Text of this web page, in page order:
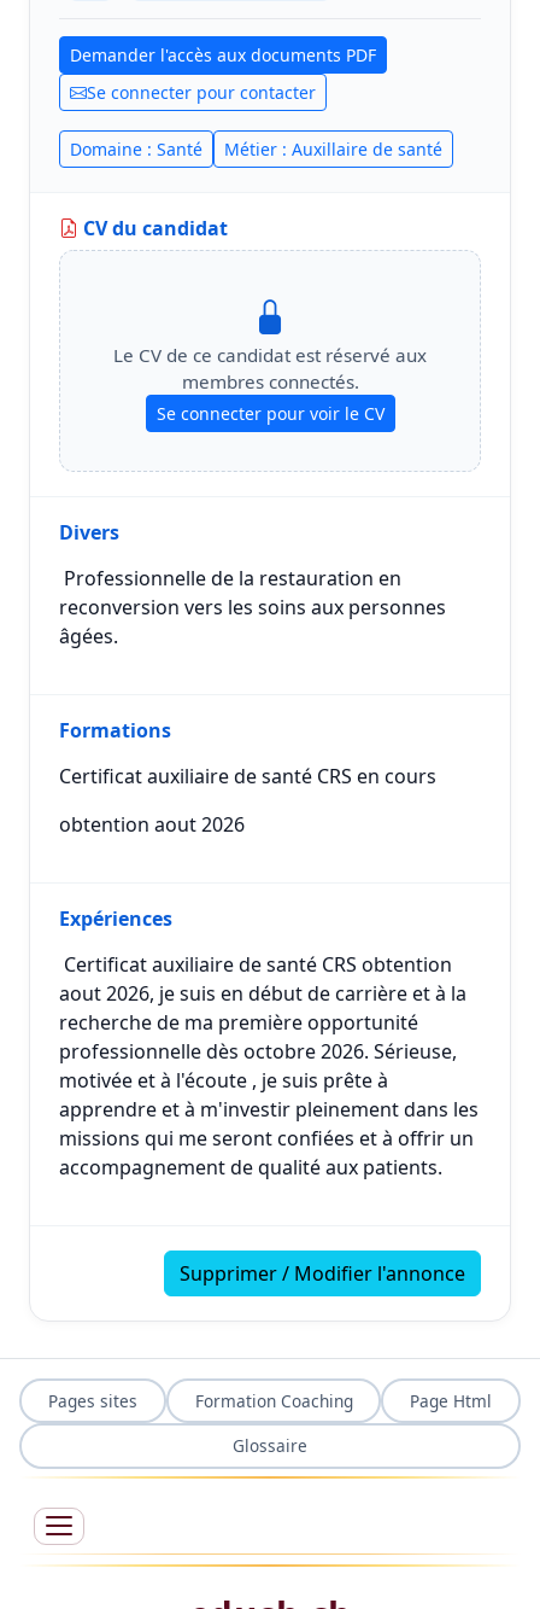
Demander l'accès aux documents PDF
Se connecter pour contacter
Domaine : Santé Métier : Auxillaire de santé
CV du candidat
Le CV de ce candidat est réservé aux
membres connectés.
Se connecter pour voir le CV
Divers
Professionnelle de la restauration en
reconversion vers les soins aux personnes
âgées.
Formations
Certificat auxiliaire de santé CRS en cours
obtention aout 2026
Expériences
Certificat auxiliaire de santé CRS obtention
aout 2026, je suis en début de carrière et à la
recherche de ma première opportunité
professionnelle dès octobre 2026. Sérieuse,
motivée et à l'écoute , je suis prête à
apprendre et à m'investir pleinement dans les
missions qui me seront confiées et à offrir un
accompagnement de qualité aux patients.
Supprimer / Modifier l'annonce
Pages sites Formation Coaching
Page Html
Glossaire